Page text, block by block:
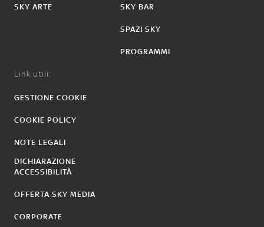
SKY ARTE SKY BAR
SPAZI SKY
PROGRAMMI
Link utili:
GESTIONE COOKIE
COOKIE POLICY
NOTE LEGALI
DICHIARAZIONE
ACCESSIBILITÀ
OFFERTA SKY MEDIA
CORPORATE